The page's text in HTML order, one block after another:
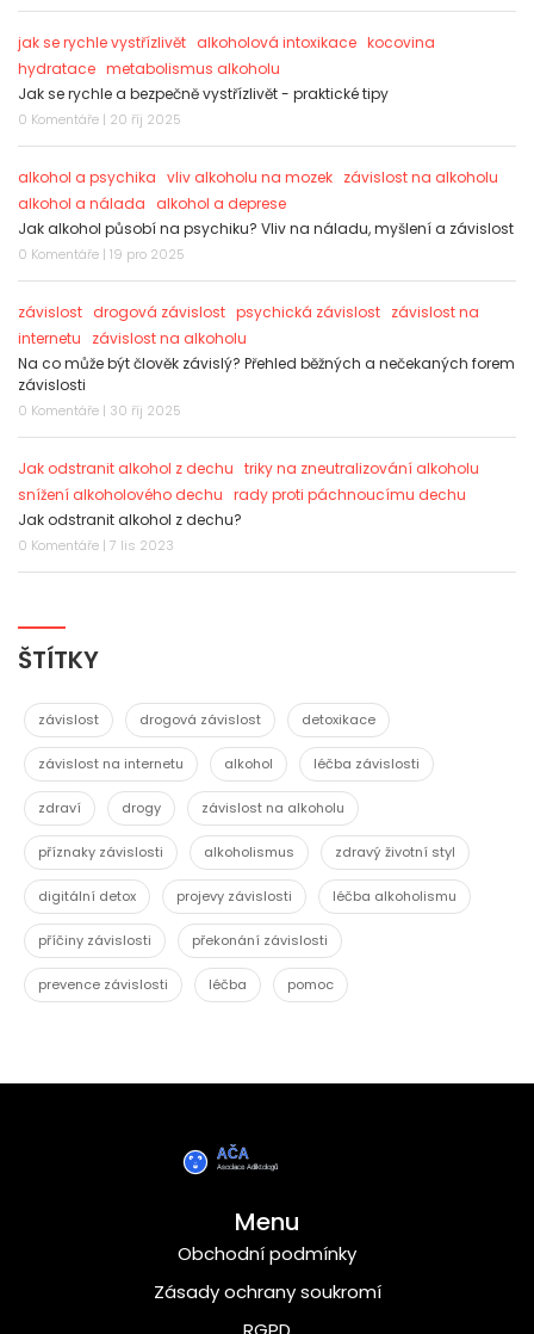
jak se rychle vystřízlivět alkoholová intoxikace kocovina
hydratace metabolismus alkoholu
Jak se rychle a bezpečně vystřízlivět - praktické tipy
0 Komentáře | 20 říj 2025
alkohol a psychika vliv alkoholu na mozek závislost na alkoholu
alkohol a nálada
alkohol a deprese
Jak alkohol působí na psychiku? Vliv na náladu, myšlení a závislost
0 Komentáře | 19 pro 2025
závislost drogová závislost psychická závislost závislost na
internetu
závislost na alkoholu
Na co může být člověk závislý? Přehled běžných a nečekaných forem
závislosti
0 Komentáře | 30 říj 2025
Jak odstranit alkohol z dechu triky na zneutralizování alkoholu
snížení alkoholového dechu rady proti páchnoucímu dechu
Jak odstranit alkohol z dechu?
0 Komentáře | 7 lis 2023
ŠTÍTKY
závislost drogová závislost detoxikace
závislost na internetu alkohol léčba závislosti
zdraví drogy závislost na alkoholu
příznaky závislosti alkoholismus zdravý životní styl
digitální detox projevy závislosti léčba alkoholismu
příčiny závislosti překonání závislosti
prevence závislosti léčba pomoc
Menu
Obchodní podmínky
Zásady ochrany soukromí